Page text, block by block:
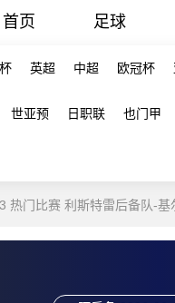
首页 足球
英超 中超 欧冠杯
世亚预 日职联 也门甲
热门比赛 利斯特雷后备队-